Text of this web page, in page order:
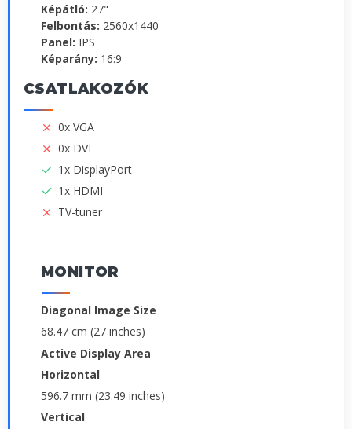
Képátló: 27"
Felbontás: 2560x1440
Panel: IPS
Képarány: 16:9
CSATLAKOZÓK
0x VGA
0x DVI
1x DisplayPort
1x HDMI
TV-tuner
MONITOR
Diagonal Image Size
68.47 cm (27 inches)
Active Display Area
Horizontal
596.7 mm (23.49 inches)
Vertical